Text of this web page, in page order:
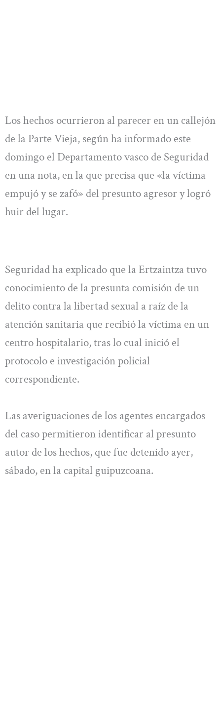
Los hechos ocurrieron al parecer en un callejón
de la Parte Vieja, según ha informado este
domingo el Departamento vasco de Seguridad
en una nota, en la que precisa que «la víctima
empujó y se zafó» del presunto agresor y logró
huir del lugar.
Seguridad ha explicado que la Ertzaintza tuvo
conocimiento de la presunta comisión de un
delito contra la libertad sexual a raíz de la
atención sanitaria que recibió la víctima en un
centro hospitalario, tras lo cual inició el
protocolo e investigación policial
correspondiente.
Las averiguaciones de los agentes encargados
del caso permitieron identificar al presunto
autor de los hechos, que fue detenido ayer,
sábado, en la capital guipuzcoana.